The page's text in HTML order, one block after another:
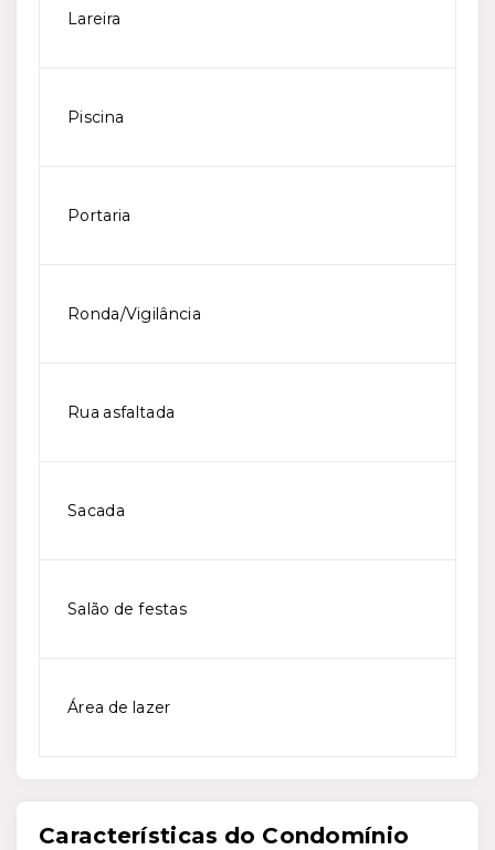
Lareira
Piscina
Portaria
Ronda/Vigilância
Rua asfaltada
Sacada
Salão de festas
Área de lazer
Características do Condomínio